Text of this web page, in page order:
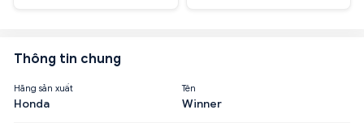
Thông tin chung
Hãng sản xuất
Honda
Tên
Winner